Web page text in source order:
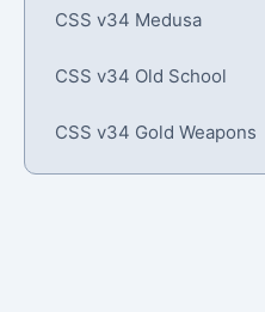
CSS v34 Medusa
CSS v34 Old School
CSS v34 Gold Weapons